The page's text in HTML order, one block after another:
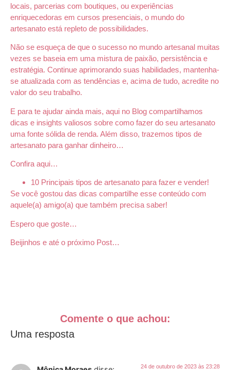
locais, parcerias com boutiques, ou experiências
enriquecedoras em cursos presenciais, o mundo do
artesanato está repleto de possibilidades.
Não se esqueça de que o sucesso no mundo artesanal muitas
vezes se baseia em uma mistura de paixão, persistência e
estratégia. Continue aprimorando suas habilidades, mantenha-
se atualizada com as tendências e, acima de tudo, acredite no
valor do seu trabalho.
E para te ajudar ainda mais, aqui no Blog compartilhamos
dicas e insights valiosos sobre como fazer do seu artesanato
uma fonte sólida de renda. Além disso, trazemos tipos de
artesanato para ganhar dinheiro…
Confira aqui…
10 Principais tipos de artesanato para fazer e vender!
Se você gostou das dicas compartilhe esse conteúdo com
aquele(a) amigo(a) que também precisa saber!
Espero que goste…
Beijinhos e até o próximo Post…
Comente o que achou:
Uma resposta
24 de outubro de 2023 às 23:28